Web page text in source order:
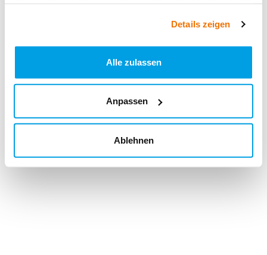
Details zeigen
Alle zulassen
Anpassen
Ablehnen